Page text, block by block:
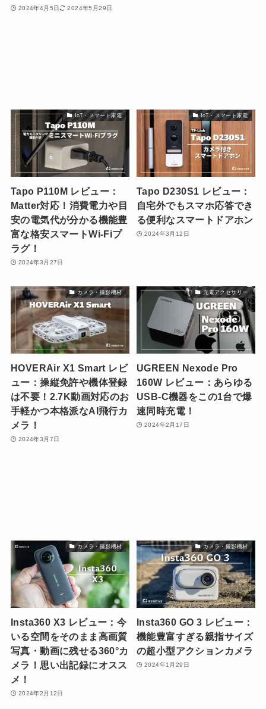
2024年4月5日 2024年5月29日
IoT・スマート家電
Tapo P110M レビュー：
Matter対応！消費電力や目
安の電気代が分かる機能豊
富な格安スマートWi-Fiプ
ラグ！
2024年3月27日
IoT・スマート家電
Tapo D230S1 レビュー：
自宅外でもスマホ応答でき
る便利なスマートドアホン
2024年3月12日
カメラ・撮影機材
HOVERAir X1 Smart レビ
ュー：操縦免許や機体登録
は不要！2.7K動画対応のお
手軽かつ本格派なAI飛行カ
メラ！
2024年3月7日
充電アクセサリー
UGREEN Nexode Pro
160W レビュー：あらゆる
USB-C機器をこの1台で爆
速同時充電！
2024年2月17日
カメラ・撮影機材
Insta360 X3 レビュー：今
いる空間をそのまま高画質
写真・動画に残せる360°カ
メラ！思い出記録にオスス
メ！
2024年2月12日
カメラ・撮影機材
Insta360 GO 3 レビュー：
機能豊富すぎる親指サイズ
の超小型アクションカメラ
2024年1月29日